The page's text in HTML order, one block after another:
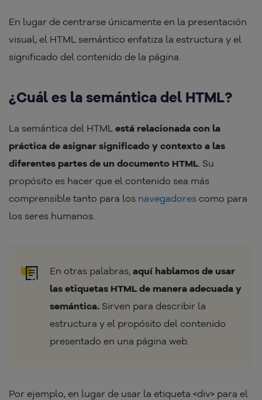
En lugar de centrarse únicamente en la presentación
visual, el HTML semántico enfatiza la estructura y el
significado del contenido de la página.
¿Cuál es la semántica del HTML?
La semántica del HTML está relacionada con la
práctica de asignar significado y contexto a las
diferentes partes de un documento HTML. Su
propósito es hacer que el contenido sea más
comprensible tanto para los navegadores como para
los seres humanos.
En otras palabras, aquí hablamos de usar
las etiquetas HTML de manera adecuada y
semántica. Sirven para describir la
estructura y el propósito del contenido
presentado en una página web.
Por ejemplo, en lugar de usar la etiqueta <div> para el